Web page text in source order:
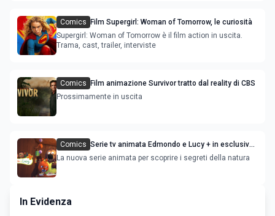
Comics Film Supergirl: Woman of Tomorrow, le curiosità
Supergirl: Woman of Tomorrow è il film action in uscita.
Trama, cast, trailer, interviste
Comics Film animazione Survivor tratto dal reality di CBS
Prossimamente in uscita
Comics Serie tv animata Edmondo e Lucy + in esclusiva
su RaiPlay
La nuova serie animata per scoprire i segreti della natura
In Evidenza